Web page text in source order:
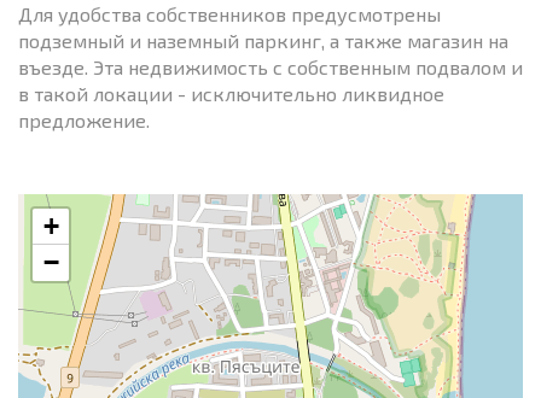
Для удобства собственников предусмотрены
подземный и наземный паркинг, а также магазин на
въезде. Эта недвижимость с собственным подвалом и
в такой локации - исключительно ликвидное
предложение.
+
−